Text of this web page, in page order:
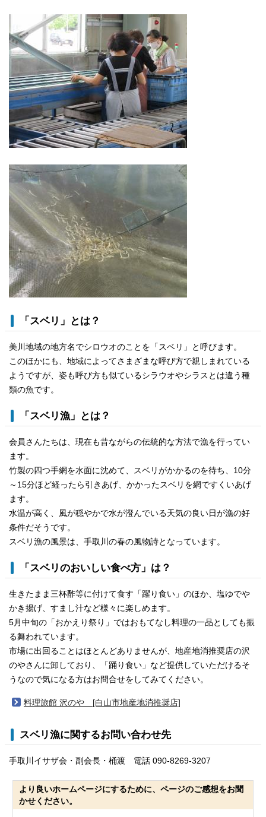
「スベリ」とは？
美川地域の地方名でシロウオのことを「スベリ」と呼びます。
このほかにも、地域によってさまざまな呼び方で親しまれている
ようですが、姿も呼び方も似ているシラウオやシラスとは違う種
類の魚です。
「スベリ漁」とは？
会員さんたちは、現在も昔ながらの伝統的な方法で漁を行ってい
ます。
竹製の四つ手網を水面に沈めて、スベリがかかるのを待ち、10分
～15分ほど経ったら引きあげ、かかったスベリを網ですくいあげ
ます。
水温が高く、風が穏やかで水が澄んでいる天気の良い日が漁の好
条件だそうです。
スベリ漁の風景は、手取川の春の風物詩となっています。
「スベリのおいしい食べ方」は？
生きたまま三杯酢等に付けて食す「躍り食い」のほか、塩ゆでや
かき揚げ、すまし汁など様々に楽しめます。
5月中旬の「おかえり祭り」ではおもてなし料理の一品としても振
る舞われています。
市場に出回ることはほとんどありませんが、地産地消推奨店の沢
のやさんに卸しており、「踊り食い」など提供していただけるそ
うなので気になる方はお問合せをしてみてください。
料理旅館 沢のや [白山市地産地消推奨店]
スベリ漁に関するお問い合わせ先
手取川イサザ会・副会長・桶渡 電話 090-8269-3207
より良いホームページにするために、ページのご感想をお聞
かせください。